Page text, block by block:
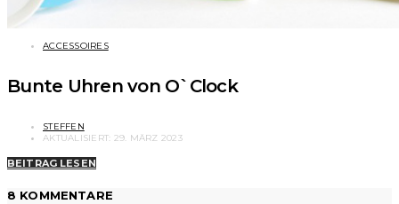
ACCESSOIRES
Bunte Uhren von O`Clock
STEFFEN
AKTUALISIERT: 29. MÄRZ 2023
BEITRAG LESEN
8 KOMMENTARE